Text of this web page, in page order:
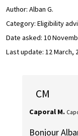
Author: Alban G.
Category: Eligibility
Date asked: 10
Last update: 12 March,
CM
Caporal M.
Bonjour